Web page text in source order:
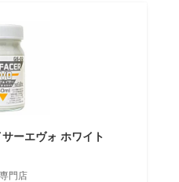
ーエヴォ ホワイト
門店